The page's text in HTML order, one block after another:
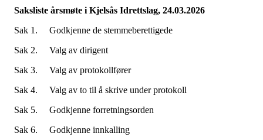
Saksliste årsmøte i Kjelsås Idrettslag, 24.03.2026
Sak 1. Godkjenne de stemmeberettigede
Sak 2. Valg av dirigent
Sak 3. Valg av protokollfører
Sak 4. Valg av to til å skrive under protokoll
Sak 5. Godkjenne forretningsorden
Sak 6. Godkjenne innkalling